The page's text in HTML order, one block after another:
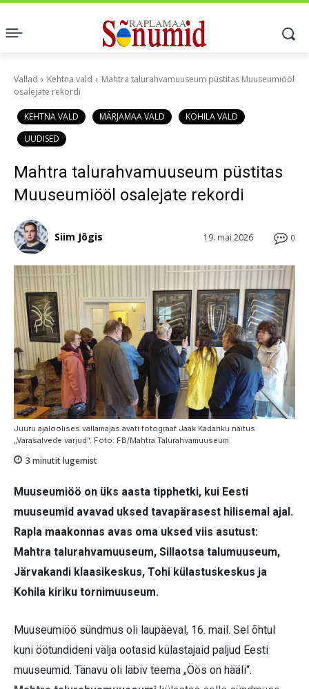
Vallad Kehtna vald
Mahtra talurahvamuuseum püstitas Muuseumiööl
osalejate rekordi
KEHTNA VALD MÄRJAMAA VALD
KOHILA VALD
UUDISED
Mahtra talurahvamuuseum püstitas
Muuseumiööl osalejate rekordi
0
19. mai 2026
Siim Jõgis
Juuru ajaloolises vallamajas avati fotograaf Jaak Kadariku näitus
„Varasalvede varjud“. Foto: FB/Mahtra Talurahvamuuseum
3 minutit lugemist
Muuseumiöö on üks aasta tipphetki, kui Eesti
muuseumid avavad uksed tavapärasest hilisemal ajal.
Rapla maakonnas avas oma uksed viis asutust:
Mahtra talurahvamuuseum, Sillaotsa talumuuseum,
Järvakandi klaasikeskus, Tohi külastuskeskus ja
Kohila kiriku tornimuuseum.
Muuseumiöö sündmus oli laupäeval, 16. mail. Sel õhtul
kuni öötundideni välja ootasid külastajaid paljud Eesti
muuseumid. Tänavu oli läbiv teema „Öös on hääli“.